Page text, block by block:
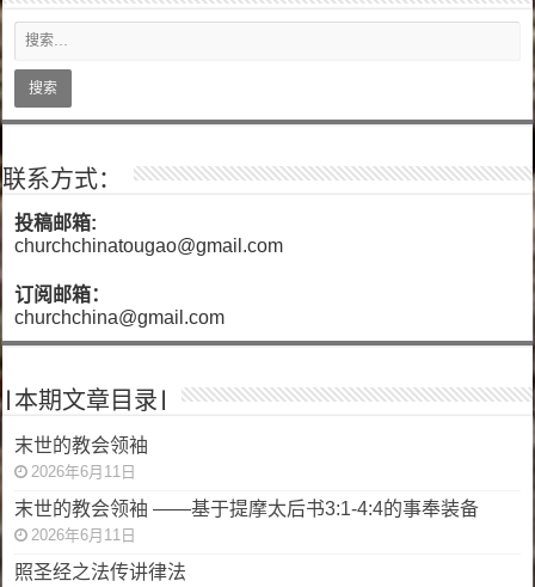
联系方式：
投稿邮箱:
churchchinatougao@gmail.com
订阅邮箱：
churchchina@gmail.com
|本期文章目录|
末世的教会领袖
2026年6月11日
末世的教会领袖 ——基于提摩太后书3:1-4:4的事奉装备
2026年6月11日
照圣经之法传讲律法